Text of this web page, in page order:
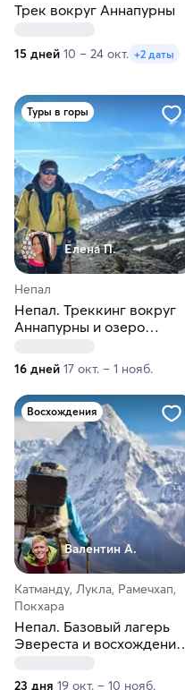
Трек вокруг Аннапурны
15 дней 10 – 24 окт. +2 даты
Туры в горы
Елена П.
Непал
Непал. Треккинг вокруг
Аннапурны и озеро
16 дней 17 окт. – 1 нояб.
Восхождения
Валентин А.
Катманду, Лукла, Рамечхап,
Покхара
Непал. Базовый лагерь
Эвереста и восхождение
23 дня 19 окт. – 10 нояб.